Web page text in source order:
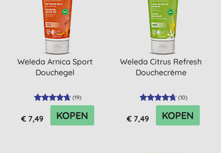
Weleda Arnica Sport
Douchegel
(19)
€ 7,49 KOPEN
Weleda Citrus Refresh
Douchecrème
(10)
€ 7,49 KOPEN